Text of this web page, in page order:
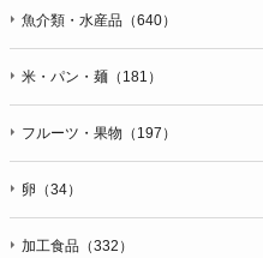
魚介類・水産品（640）
米・パン・麺（181）
フルーツ・果物（197）
卵（34）
加工食品（332）